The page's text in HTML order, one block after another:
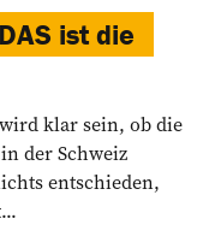
ist die
klar sein, ob die
der Schweiz
entschieden,